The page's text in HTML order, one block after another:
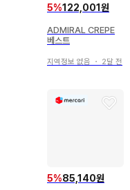
5%122,001원
ADMIRAL CREPE
베스트
지역정보 없음 ・ 2달 전
5%85,140원